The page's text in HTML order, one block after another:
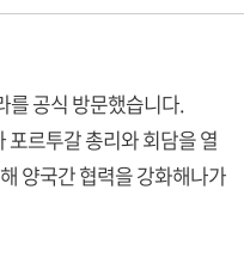
를 공식 방문했습니다.
르투갈 총리와 회담을 열
양국간 협력을 강화해나가